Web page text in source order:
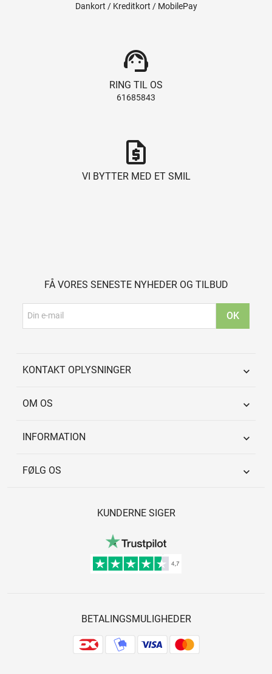
Dankort / Kreditkort / MobilePay
support_agent
RING TIL OS
61685843
request_quote
VI BYTTER MED ET SMIL
FÅ VORES SENESTE NYHEDER OG TILBUD
KONTAKT OPLYSNINGER 
OM OS 
INFORMATION 
FØLG OS 
KUNDERNE SIGER
BETALINGSMULIGHEDER